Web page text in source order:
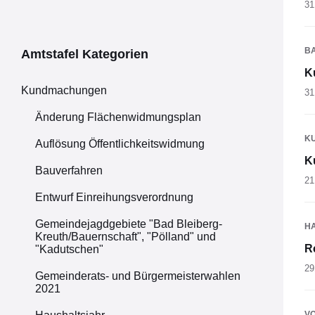
Amtstafel Kategorien
Kundmachungen
Änderung Flächenwidmungsplan
Auflösung Öffentlichkeitswidmung
Bauverfahren
Entwurf Einreihungsverordnung
Gemeindejagdgebiete "Bad Bleiberg-
Kreuth/Bauernschaft", "Pölland" und
"Kadutschen"
Gemeinderats- und Bürgermeisterwahlen
2021